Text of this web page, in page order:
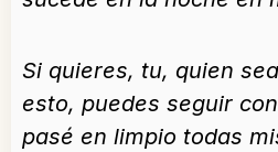
Si quieres, tu, quien
esto, puedes seguir
pasé en limpio todas